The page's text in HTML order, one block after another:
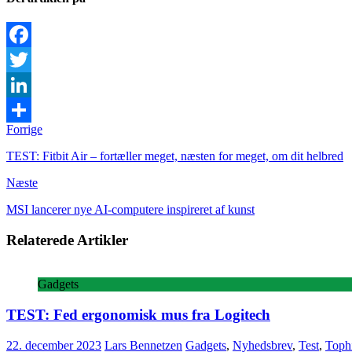
Facebook
Twitter
LinkedIn
Share
Forrige
TEST: Fitbit Air – fortæller meget, næsten for meget, om dit helbred
Næste
MSI lancerer nye AI-computere inspireret af kunst
Relaterede Artikler
Gadgets
TEST: Fed ergonomisk mus fra Logitech
22. december 2023 Lars Bennetzen Gadgets, Nyhedsbrev, Test,